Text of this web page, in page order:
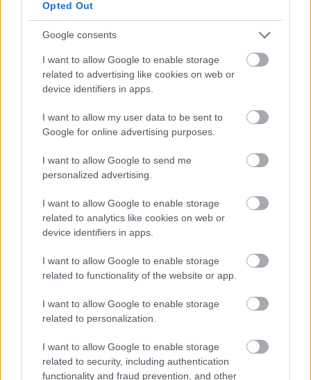
Opted Out
Google consents
I want to allow Google to enable storage
related to advertising like cookies on web or
device identifiers in apps.
I want to allow my user data to be sent to
Google for online advertising purposes.
I want to allow Google to send me
personalized advertising.
I want to allow Google to enable storage
related to analytics like cookies on web or
device identifiers in apps.
I want to allow Google to enable storage
related to functionality of the website or app.
I want to allow Google to enable storage
related to personalization.
I want to allow Google to enable storage
related to security, including authentication
functionality and fraud prevention, and other
Belváros-Lipótváros
játszótér
Város-Teampannon Kereskedelmi és Szolgáltató Kft.
parkfelújítás
Indulhat a Honvéd tér megújításának tervezése, ahol a
klímatudatos gondolkodás és a helyi identitás erősítése kerül a
középpontba.
mesél – megújul a tatai Angolkert
M1 bővítés: már zajlik a teljesen új
Bicske Kelet csomópont építése
Új gyalogosátkelők és jelzőlámpás
csomópont épül Angyalföldön